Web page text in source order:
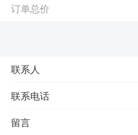
订单总价
联系人
联系电话
留言